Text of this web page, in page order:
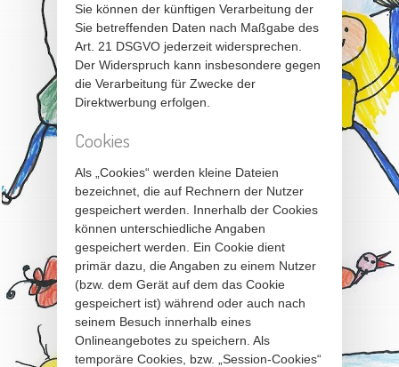
Sie können der künftigen Verarbeitung der
Sie betreffenden Daten nach Maßgabe des
Art. 21 DSGVO jederzeit widersprechen.
Der Widerspruch kann insbesondere gegen
die Verarbeitung für Zwecke der
Direktwerbung erfolgen.
Cookies
Als „Cookies“ werden kleine Dateien
bezeichnet, die auf Rechnern der Nutzer
gespeichert werden. Innerhalb der Cookies
können unterschiedliche Angaben
gespeichert werden. Ein Cookie dient
primär dazu, die Angaben zu einem Nutzer
(bzw. dem Gerät auf dem das Cookie
gespeichert ist) während oder auch nach
seinem Besuch innerhalb eines
Onlineangebotes zu speichern. Als
temporäre Cookies, bzw. „Session-Cookies“